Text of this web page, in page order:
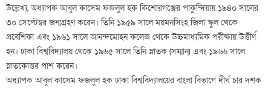
উল্লেখ্য, অধ্যাপক আবুল কাসেম ফজলুল হক কিশোরগঞ্জের পাকুন্দিয়ায় ১৯৪০ সালের
৩০ সেপ্টেম্বর জন্মগ্রহণ করেন। তিনি ১৯৫৯ সালে ময়মনসিংহ জিলা স্কুল থেকে
প্রবেশিকা এবং ১৯৬১ সালে আনন্দমোহন কলেজ থেকে উচ্চমাধ্যমিক পরীক্ষায় উত্তীর্ণ
হন। ঢাকা বিশ্ববিদ্যালয় থেকে ১৯৬৫ সালে তিনি স্নাতক (সম্মান) এবং ১৯৬৬ সালে
স্নাতকোত্তর পাশ করেন।
অধ্যাপক আবুল কাসেম ফজলুল হক ঢাকা বিশ্ববিদ্যালয়ের বাংলা বিভাগে দীর্ঘ চার দশক